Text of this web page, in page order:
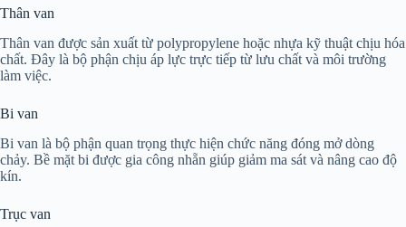
Thân van
Thân van được sản xuất từ polypropylene hoặc nhựa kỹ thuật chịu hóa
chất. Đây là bộ phận chịu áp lực trực tiếp từ lưu chất và môi trường
làm việc.
Bi van
Bi van là bộ phận quan trọng thực hiện chức năng đóng mở dòng
chảy. Bề mặt bi được gia công nhẵn giúp giảm ma sát và nâng cao độ
kín.
Trục van